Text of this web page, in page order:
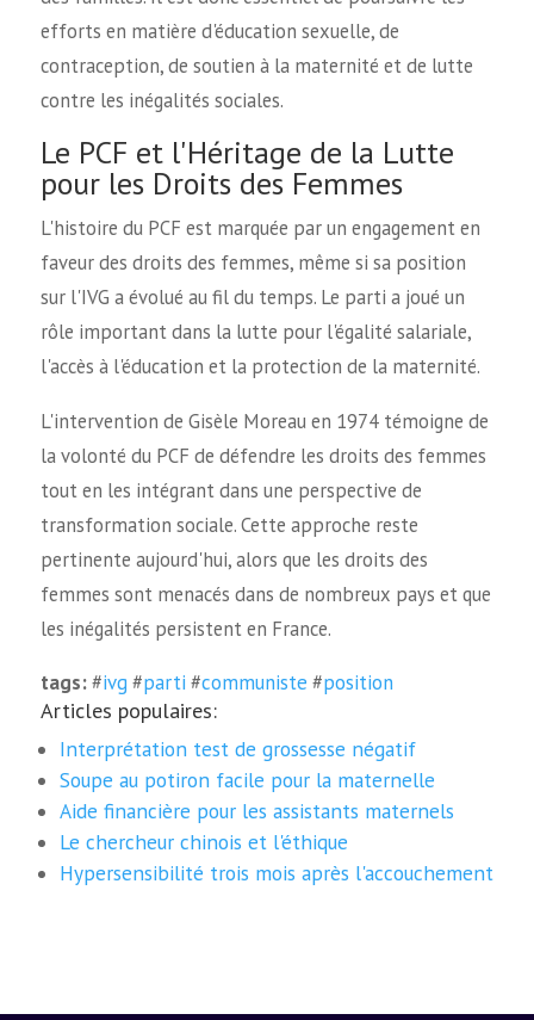
efforts en matière d'éducation sexuelle, de
contraception, de soutien à la maternité et de lutte
contre les inégalités sociales.
Le PCF et l'Héritage de la Lutte
pour les Droits des Femmes
L'histoire du PCF est marquée par un engagement en
faveur des droits des femmes, même si sa position
sur l'IVG a évolué au fil du temps. Le parti a joué un
rôle important dans la lutte pour l'égalité salariale,
l'accès à l'éducation et la protection de la maternité.
L'intervention de Gisèle Moreau en 1974 témoigne de
la volonté du PCF de défendre les droits des femmes
tout en les intégrant dans une perspective de
transformation sociale. Cette approche reste
pertinente aujourd'hui, alors que les droits des
femmes sont menacés dans de nombreux pays et que
les inégalités persistent en France.
tags:#ivg #parti #communiste #position
Articles populaires:
Interprétation test de grossesse négatif
Soupe au potiron facile pour la maternelle
Aide financière pour les assistants maternels
Le chercheur chinois et l'éthique
Hypersensibilité trois mois après l'accouchement